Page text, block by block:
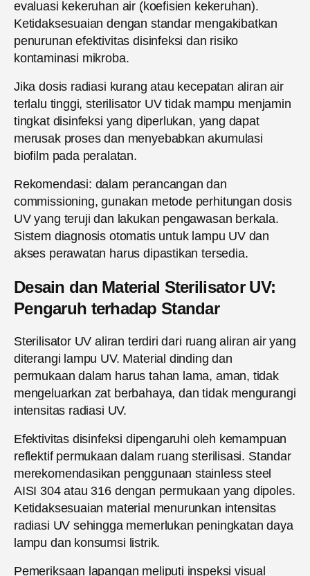
evaluasi kekeruhan air (koefisien kekeruhan).
Ketidaksesuaian dengan standar mengakibatkan
penurunan efektivitas disinfeksi dan risiko
kontaminasi mikroba.
Jika dosis radiasi kurang atau kecepatan aliran air
terlalu tinggi, sterilisator UV tidak mampu menjamin
tingkat disinfeksi yang diperlukan, yang dapat
merusak proses dan menyebabkan akumulasi
biofilm pada peralatan.
Rekomendasi: dalam perancangan dan
commissioning, gunakan metode perhitungan dosis
UV yang teruji dan lakukan pengawasan berkala.
Sistem diagnosis otomatis untuk lampu UV dan
akses perawatan harus dipastikan tersedia.
Desain dan Material Sterilisator UV:
Pengaruh terhadap Standar
Sterilisator UV aliran terdiri dari ruang aliran air yang
diterangi lampu UV. Material dinding dan
permukaan dalam harus tahan lama, aman, tidak
mengeluarkan zat berbahaya, dan tidak mengurangi
intensitas radiasi UV.
Efektivitas disinfeksi dipengaruhi oleh kemampuan
reflektif permukaan dalam ruang sterilisasi. Standar
merekomendasikan penggunaan stainless steel
AISI 304 atau 316 dengan permukaan yang dipoles.
Ketidaksesuaian material menurunkan intensitas
radiasi UV sehingga memerlukan peningkatan daya
lampu dan konsumsi listrik.
Pemeriksaan lapangan meliputi inspeksi visual